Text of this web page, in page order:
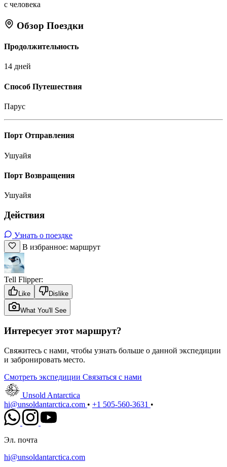
с человека
Обзор Поездки
Продолжительность
14 дней
Способ Путешествия
Парус
Порт Отправления
Ушуайя
Порт Возвращения
Ушуайя
Действия
Узнать о поездке
В избранное: маршрут
Tell Flipper:
Like Dislike
What You'll See
Интересует этот маршрут?
Свяжитесь с нами, чтобы узнать больше о данной экспедиции
и забронировать место.
Смотреть экспедиции Связаться с нами
Unsold Antarctica
hi@unsoldantarctica.com • +1 505-560-3631 •
Эл. почта
hi@unsoldantarctica.com